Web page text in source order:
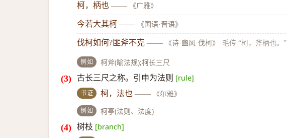
柯，柄也 —— 《广雅》
今若大其柯 —— 《国语·晋语》
伐柯如何?匪斧不克 —— 《诗·豳风·伐柯》 毛传:“柯，斧柄也。”
例如 柯斧(喻法规);柯长三尺
古长三尺之称。引申为法则 [rule]
书证 柯，法也 —— 《尔雅》
例如 柯亭(法则、法度)
树枝 [branch]